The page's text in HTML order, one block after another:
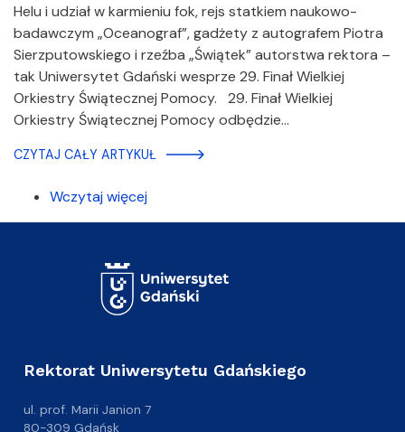
Helu i udział w karmieniu fok, rejs statkiem naukowo-
badawczym „Oceanograf”, gadżety z autografem Piotra
Sierzputowskiego i rzeźba „Świątek” autorstwa rektora –
tak Uniwersytet Gdański wesprze 29. Finał Wielkiej
Orkiestry Świątecznej Pomocy. 29. Finał Wielkiej
Orkiestry Świątecznej Pomocy odbędzie…
CZYTAJ CAŁY ARTYKUŁ
Wczytaj więcej
Rektorat Uniwersytetu Gdańskiego
ul. prof. Marii Janion 7
80-309 Gdańsk